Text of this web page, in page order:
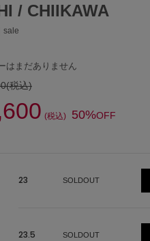
/ CHIIKAWA
sale
はまだありません
(税込)
(税込) 50%OFF
23 SOLDOUT
23.5 SOLDOUT